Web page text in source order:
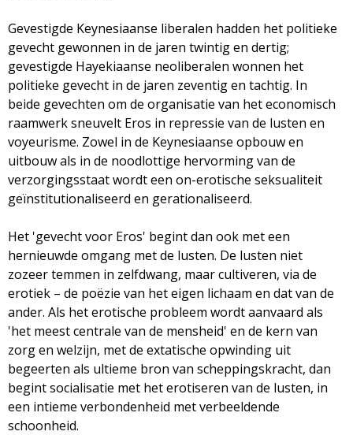
Gevestigde Keynesiaanse liberalen hadden het politieke
gevecht gewonnen in de jaren twintig en dertig;
gevestigde Hayekiaanse neoliberalen wonnen het
politieke gevecht in de jaren zeventig en tachtig. In
beide gevechten om de organisatie van het economisch
raamwerk sneuvelt Eros in repressie van de lusten en
voyeurisme. Zowel in de Keynesiaanse opbouw en
uitbouw als in de noodlottige hervorming van de
verzorgingsstaat wordt een on-erotische seksualiteit
geïnstitutionaliseerd en gerationaliseerd.
Het 'gevecht voor Eros' begint dan ook met een
hernieuwde omgang met de lusten. De lusten niet
zozeer temmen in zelfdwang, maar cultiveren, via de
erotiek – de poëzie van het eigen lichaam en dat van de
ander. Als het erotische probleem wordt aanvaard als
'het meest centrale van de mensheid' en de kern van
zorg en welzijn, met de extatische opwinding uit
begeerten als ultieme bron van scheppingskracht, dan
begint socialisatie met het erotiseren van de lusten, in
een intieme verbondenheid met verbeeldende
schoonheid.